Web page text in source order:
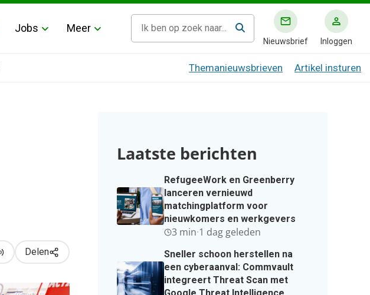
Jobs Meer
Nieuwsbrief Inloggen
Themanieuwsbrieven Artikel insturen
Delen
Laatste berichten
RefugeeWork en Greenberry
lanceren vernieuwd
matchingplatform voor
nieuwkomers en werkgevers
3 min·1 dag geleden
Sneller schoon herstellen na
een cyberaanval: Commvault
integreert Threat Scan met